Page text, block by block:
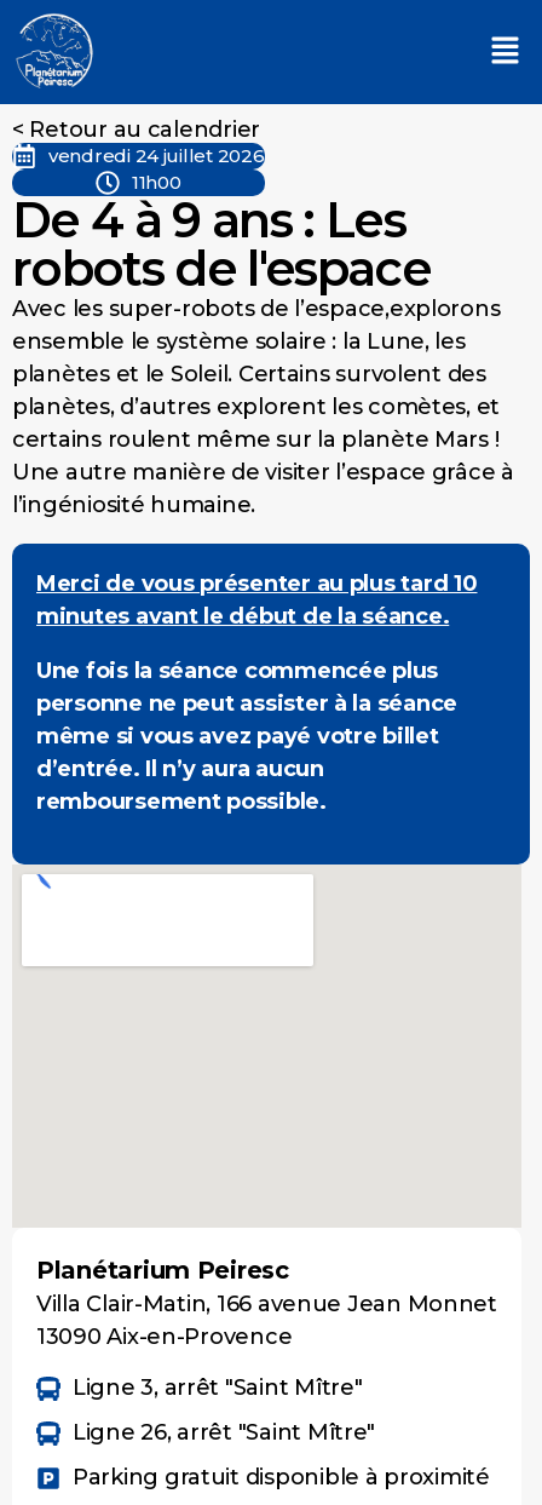
< Retour au calendrier
vendredi 24 juillet 2026
11h00
De 4 à 9 ans : Les
robots de l'espace
Avec les super-robots de l’espace,explorons
ensemble le système solaire : la Lune, les
planètes et le Soleil. Certains survolent des
planètes, d’autres explorent les comètes, et
certains roulent même sur la planète Mars !
Une autre manière de visiter l’espace grâce à
l’ingéniosité humaine.
Merci de vous présenter au plus tard 10
minutes avant le début de la séance.
Une fois la séance commencée plus
personne ne peut assister à la séance
même si vous avez payé votre billet
d’entrée. Il n’y aura aucun
remboursement possible.
Planétarium Peiresc
Villa Clair-Matin, 166 avenue Jean Monnet
13090 Aix-en-Provence
Ligne 3, arrêt "Saint Mître"
Ligne 26, arrêt "Saint Mître"
Parking gratuit disponible à proximité